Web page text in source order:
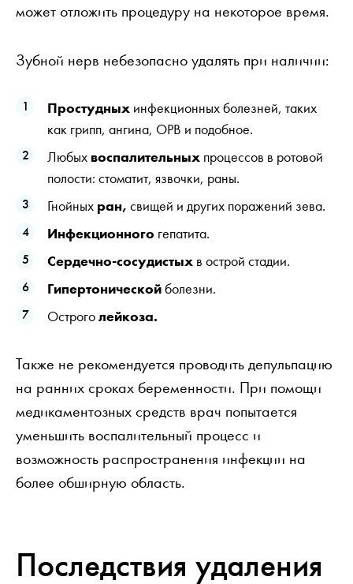
может отложить процедуру на некоторое время.
Зубной нерв небезопасно удалять при наличии:
Простудных инфекционных болезней, таких
как грипп, ангина, ОРВ и подобное.
Любых воспалительных процессов в ротовой
полости: стоматит, язвочки, раны.
Гнойных ран, свищей и других поражений зева.
Инфекционного гепатита.
Сердечно-сосудистых в острой стадии.
Гипертоническойболезни.
Остроголейкоза.
Также не рекомендуется проводить депульпацию
на ранних сроках беременности. При помощи
медикаментозных средств врач попытается
уменьшить воспалительный процесс и
возможность распространения инфекции на
более обширную область.
Последствия удаления